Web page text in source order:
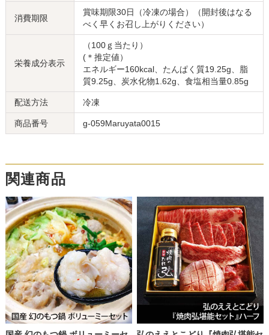
消費期限
賞味期限30日（冷凍の場合）（開封後はなる
べく早くお召し上がりください）
栄養成分表示
（100ｇ当たり）
(＊推定値）
エネルギー160kcal、たんぱく質19.25g、脂
質9.25g、炭水化物1.62g、食塩相当量0.85g
配送方法 冷凍
商品番号 g-059Maruyata0015
関連商品